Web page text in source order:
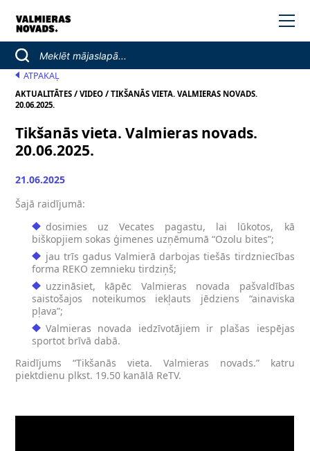
ATPAKAĻ
AKTUALITĀTES /VIDEO /TIKŠANĀS VIETA. VALMIERAS NOVADS.
20.06.2025.
Tikšanās vieta. Valmieras novads.
20.06.2025.
21.06.2025
Šajā raidījumā:
dosimies uz Vecates pagastu, lai lūkotos, kā
biškopjiem sokas ģimenes uzņēmumā “Ozolu bites”;
jau trīs gadus Valmierā darbojas tiešās tirdzniecības
forma REKO zemnieku tirdziņš;
uzzināsiet, kāpēc Valmieras novada pašvaldības
saistošajos noteikumos iekļauts jēdziens “ainaviska
pļava”;
Valmieras novada iedzīvotājiem ir plašas iespējas
sportot brīvā dabā.
Raidījums “Tikšanās vieta. Valmieras novads.” katru
piektdienu plkst. 19.50 kanālā ReTV.